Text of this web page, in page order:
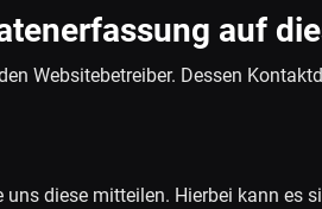
auf
Websitebetreiber. Dessen
diese mitteilen. Hierbei kann